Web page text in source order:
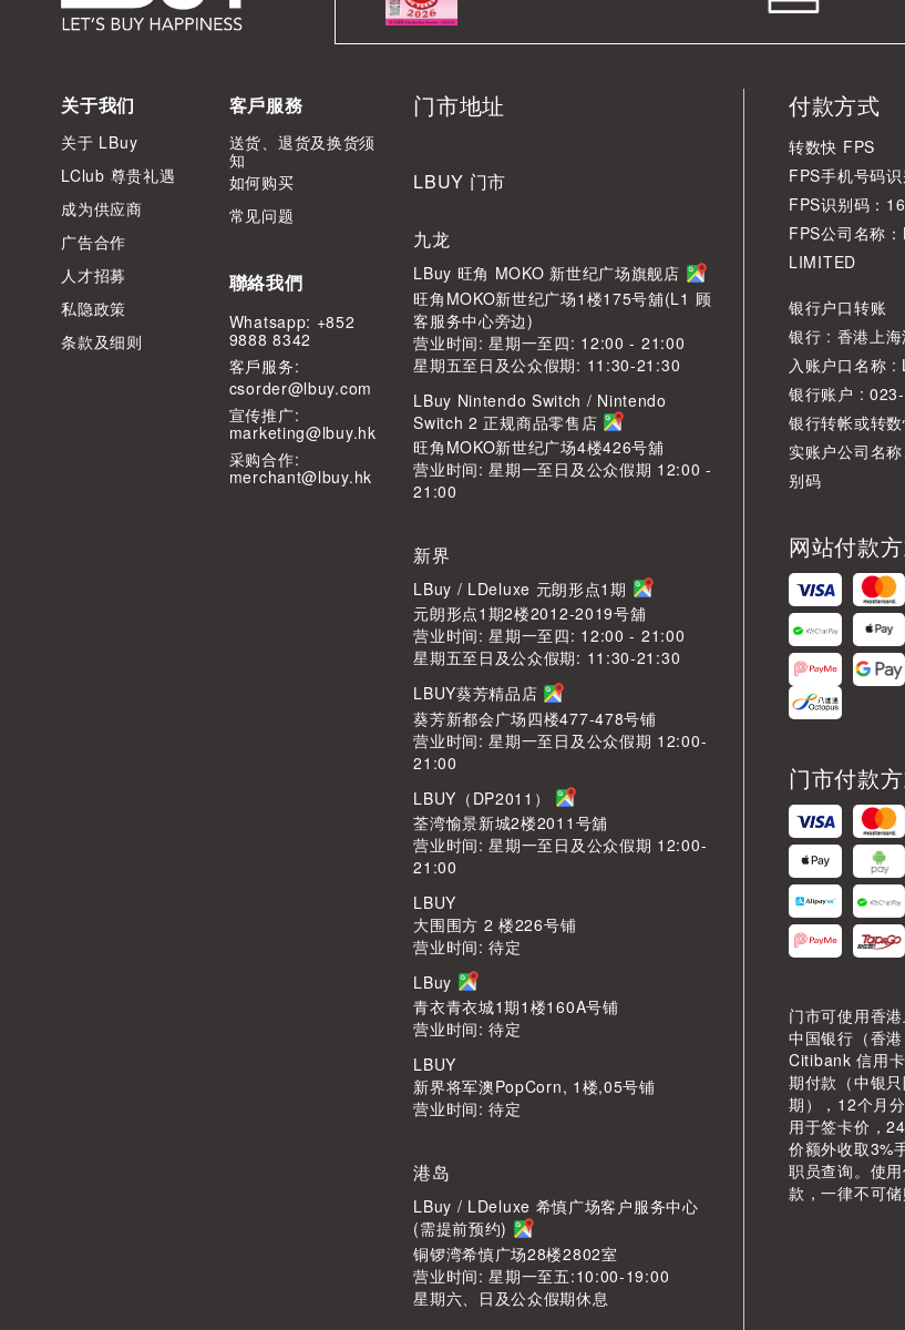
关于我们
关于 LBuy
LClub 尊贵礼遇
成为供应商
广告合作
人才招募
私隐政策
条款及细则
客戶服務
送货、退货及换货须
知
如何购买
常见问题
聯絡我們
Whatsapp: +852
9888 8342
客⼾服务:
csorder@lbuy.com
宣传推广:
marketing@lbuy.hk
采购合作:
merchant@lbuy.hk
门市地址
LBUY 门市
九龙
LBuy 旺角 MOKO 新世纪广场旗舰店
旺角MOKO新世纪广场1楼175号舖(L1 顾
客服务中心旁边)
营业时间: 星期一至四: 12:00 - 21:00
星期五至日及公众假期: 11:30-21:30
LBuy Nintendo Switch / Nintendo
Switch 2 正规商品零售店
旺角MOKO新世纪广场4楼426号舖
营业时间: 星期一至日及公众假期 12:00 -
21:00
新界
LBuy / LDeluxe 元朗形点1期
元朗形点1期2楼2012-2019号舖
营业时间: 星期一至四: 12:00 - 21:00
星期五至日及公众假期: 11:30-21:30
LBUY葵芳精品店
葵芳新都会广场四楼477-478号铺
营业时间: 星期一至日及公众假期 12:00-
21:00
LBUY（DP2011）
荃湾愉景新城2楼2011号舖
营业时间: 星期一至日及公众假期 12:00-
21:00
LBUY
大围围方 2 楼226号铺
营业时间: 待定
LBuy
青衣青衣城1期1楼160A号铺
营业时间: 待定
LBUY
新界将军澳PopCorn, 1楼,05号铺
营业时间: 待定
港岛
LBuy / LDeluxe 希慎广场客户服务中心
(需提前预约)
铜锣湾希慎广场28楼2802室
营业时间: 星期一至五:10:00-19:00
星期六、日及公众假期休息
付款方式
转数快 FPS
FPS手机号码
FPS识别码：
FPS公司名称
LIMITED
银行户口转账
银行 : 香港上
入账户口名称
银行账户 :
银行转帐或转
实账户公司名
别码
网站付款
门市付款
门市可使用香港
中国银行（香
Citibank 信用
期付款（中银
期），12个月
用于签卡价，
价额外收取3%
职员查询。使
款，一律不可储